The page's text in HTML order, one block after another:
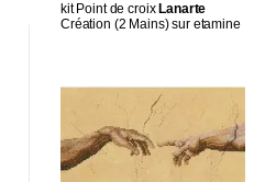
kit Point de croix Lanarte
Création (2 Mains) sur etamine